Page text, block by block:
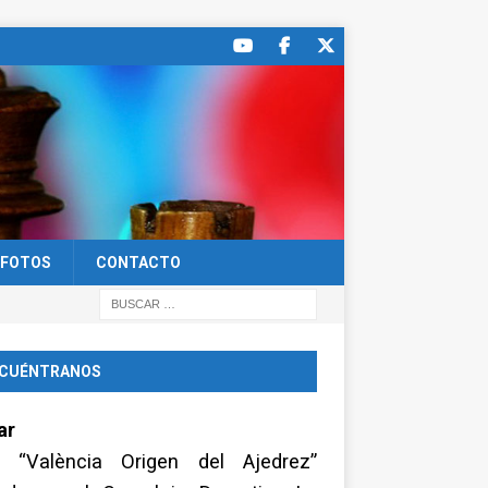
FOTOS CONTACTO
“València Origen del Ajedrez”